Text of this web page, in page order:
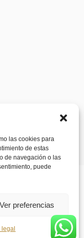
las cookies para
de estas
de navegación o las
puede
Ver preferencias